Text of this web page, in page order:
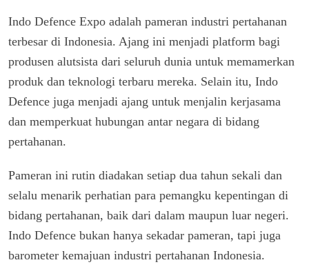
Indo Defence Expo adalah pameran industri pertahanan
terbesar di Indonesia. Ajang ini menjadi platform bagi
produsen alutsista dari seluruh dunia untuk memamerkan
produk dan teknologi terbaru mereka. Selain itu, Indo
Defence juga menjadi ajang untuk menjalin kerjasama
dan memperkuat hubungan antar negara di bidang
pertahanan.
Pameran ini rutin diadakan setiap dua tahun sekali dan
selalu menarik perhatian para pemangku kepentingan di
bidang pertahanan, baik dari dalam maupun luar negeri.
Indo Defence bukan hanya sekadar pameran, tapi juga
barometer kemajuan industri pertahanan Indonesia.